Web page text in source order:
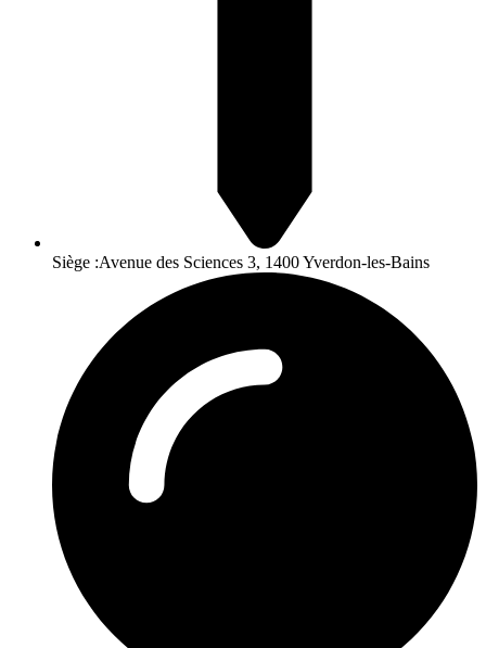
Siège :Avenue des Sciences 3, 1400 Yverdon-les-Bains